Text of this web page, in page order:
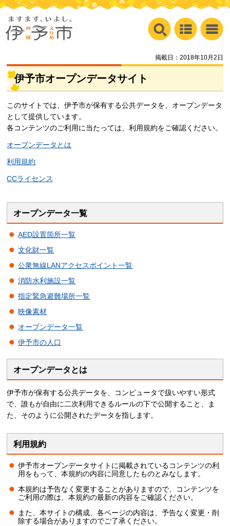
掲載日：2018年10月2日
伊予市オープンデータサイト
このサイトでは、伊予市が保有する公共データを、オープンデータ
として提供しています。
各コンテンツのご利用に当たっては、利用規約をご確認ください。
オープンデータとは
利用規約
CCライセンス
オープンデータ一覧
AED設置箇所一覧
文化財一覧
公衆無線LANアクセスポイント一覧
消防水利施設一覧
指定緊急避難場所一覧
映像素材
オープンデータ一覧
伊予市の人口
オープンデータとは
伊予市が保有する公共データを、コンピュータで扱いやすい形式
で、誰もが自由に二次利用できるルールの下で公開すること、ま
た、そのように公開されたデータを指します。
利用規約
伊予市オープンデータサイトに掲載されているコンテンツの利
用をもって、本規約の内容に同意したものとみなします。
本規約は予告なく変更することがありますので、コンテンツを
ご利用の際は、本規約の最新の内容をご確認ください。
また、本サイトの構成、各ページの内容は、予告なく変更・削
除する場合がありますのでご了承ください。